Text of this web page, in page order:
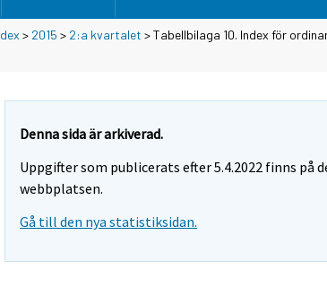
> 2015 > 2:a kvartalet > Tabellbilaga 10. Index för
Denna sida är arkiverad.
Uppgifter som publicerats efter 5.4.2022 finns på
webbplatsen.
Gå till den nya statistiksidan.